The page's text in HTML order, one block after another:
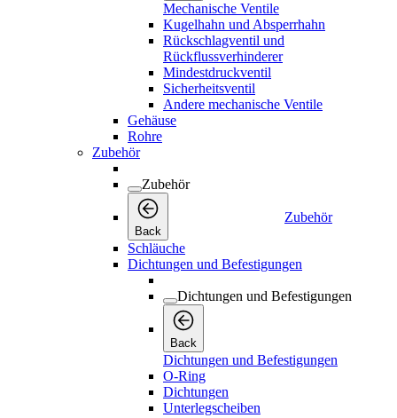
Mechanische Ventile
Kugelhahn und Absperrhahn
Rückschlagventil und
Rückflussverhinderer
Mindestdruckventil
Sicherheitsventil
Andere mechanische Ventile
Gehäuse
Rohre
Zubehör
Zubehör
Back
Zubehör
Schläuche
Dichtungen und Befestigungen
Dichtungen und Befestigungen
Back
Dichtungen und Befestigungen
O-Ring
Dichtungen
Unterlegscheiben